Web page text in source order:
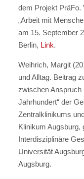
dem Projekt PräFo.
„Arbeit mit
am 15. September
Berlin, Link.
Weihrich, Margit
und Alltag. Beitrag
zwischen Anspruch
Jahrhundert“ der
Zentralklinikums
Klinikum
Interdisziplinäre
Universität
Augsburg.